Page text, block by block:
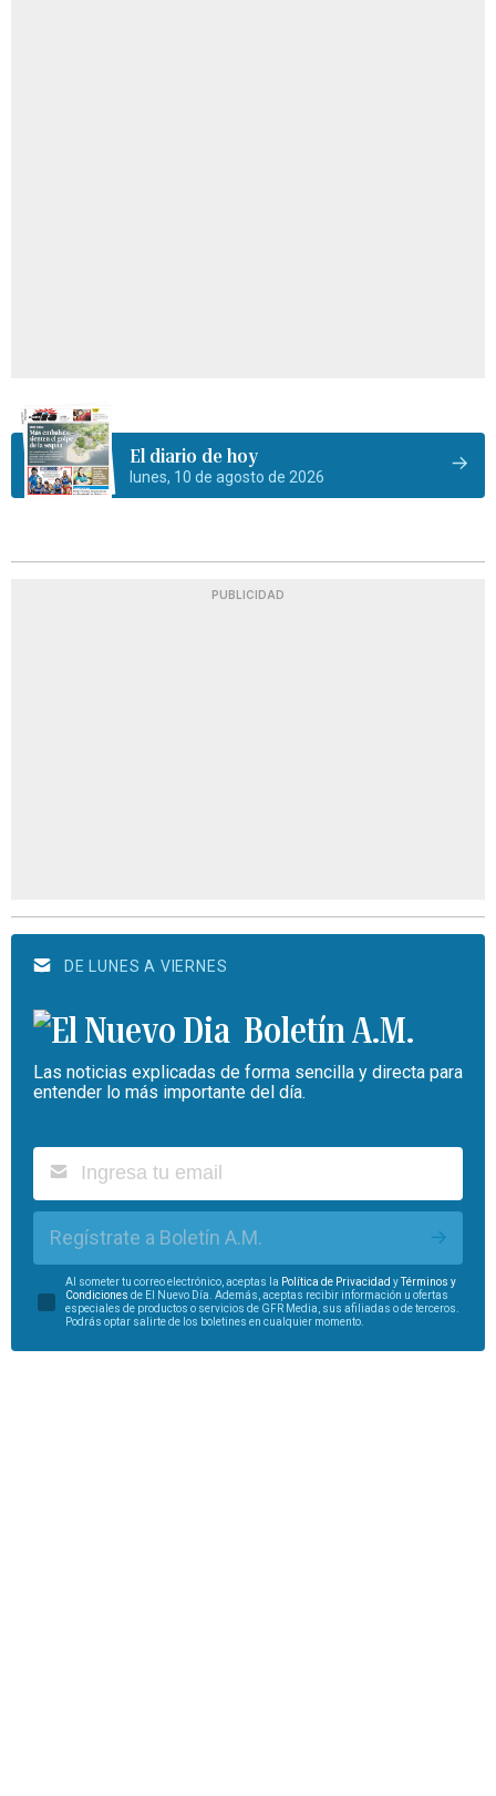
El diario de hoy
lunes, 10 de agosto de 2026
PUBLICIDAD
DE LUNES A VIERNES
Boletín A.M.
Las noticias explicadas de forma sencilla y directa para
entender lo más importante del día.
Regístrate a Boletín A.M.
Al someter tu correo electrónico, aceptas la Política de Privacidad yTérminos y
Condiciones de El Nuevo Día. Además, aceptas recibir información u ofertas
especiales de productos o servicios de GFR Media, sus afiliadas o de terceros.
Podrás optar salirte de los boletines en cualquier momento.